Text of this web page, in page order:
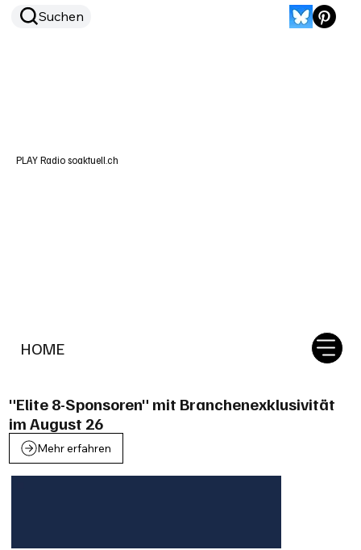
HOME
Suchen
PLAY Radio soaktuell.ch
"Elite 8-Sponsoren" mit Branchenexklusivität
im August 26
Mehr erfahren